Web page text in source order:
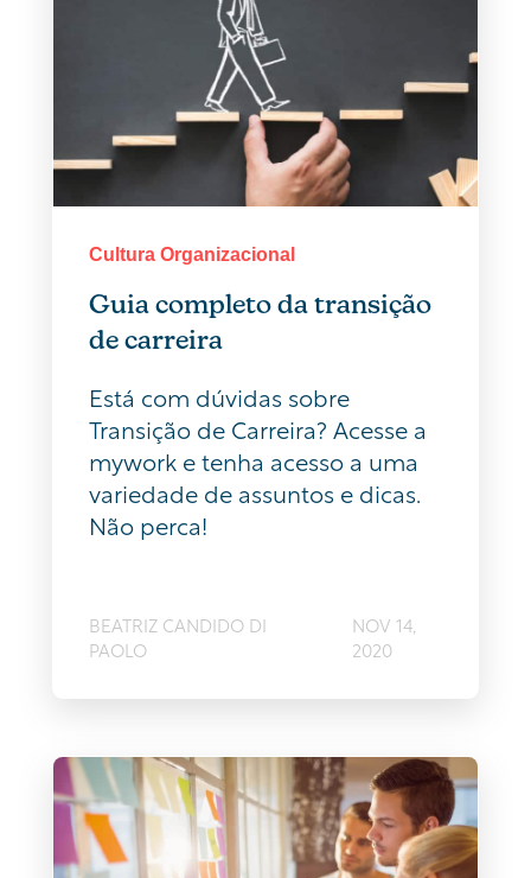
Cultura Organizacional
Guia completo da transição
de carreira
Está com dúvidas sobre
Transição de Carreira? Acesse a
mywork e tenha acesso a uma
variedade de assuntos e dicas.
Não perca!
BEATRIZ CANDIDO DI
PAOLO
NOV 14,
2020